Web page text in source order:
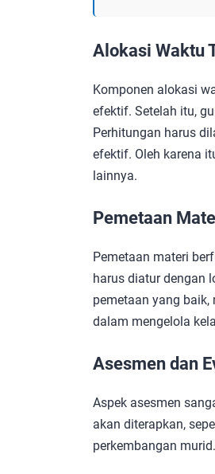
Alokasi Waktu
Komponen alokasi
efektif. Setelah itu,
Perhitungan harus
efektif. Oleh karena
lainnya.
Pemetaan
Pemetaan materi
harus diatur dengan
pemetaan yang
dalam mengelola
Asesmen dan
Aspek asesmen
akan diterapkan,
perkembangan